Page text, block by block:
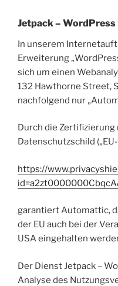
Jetpack –
In unserem
Erweiterung
sich um einen
132 Hawthorne Street,
nachfolgend nur
Durch die Zertifizierung
Datenschutzschild
https://
garantiert Automattic,
der EU auch bei der
USA eingehalten
Der Dienst Jetpack –
Analyse des